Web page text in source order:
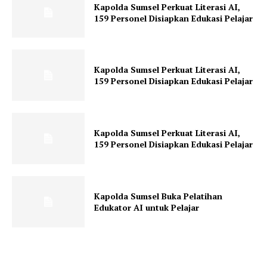
Kapolda Sumsel Perkuat Literasi AI,
159 Personel Disiapkan Edukasi Pelajar
Kapolda Sumsel Perkuat Literasi AI,
159 Personel Disiapkan Edukasi Pelajar
Kapolda Sumsel Perkuat Literasi AI,
159 Personel Disiapkan Edukasi Pelajar
Kapolda Sumsel Buka Pelatihan
Edukator AI untuk Pelajar